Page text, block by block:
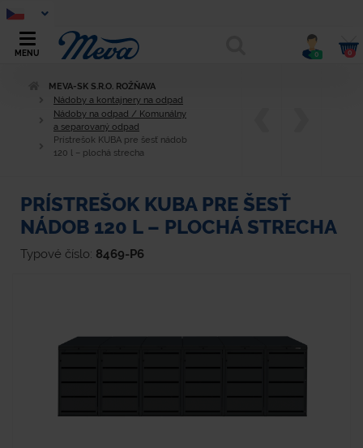
MENU 0 0
MEVA-SK S.R.O. ROŽŇAVA
Nádoby a kontajnery na odpad
Nádoby na odpad / Komunálny
a separovaný odpad
Prístrešok KUBA pre šesť nádob
120 l – plochá strecha
PRÍSTREŠOK KUBA PRE ŠESŤ
NÁDOB 120 L – PLOCHÁ STRECHA
Typové číslo: 8469-P6